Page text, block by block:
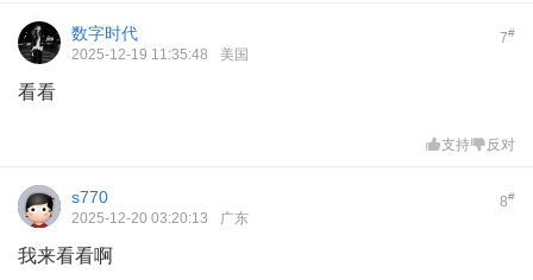
7#
数字时代
2025-12-19 11:35:48 美国
看看
支持 反对
8#
s770
2025-12-20 03:20:13 广东
我来看看啊